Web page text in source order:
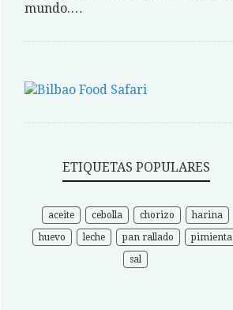
mundo.…
ETIQUETAS POPULARES
aceite cebolla chorizo
harina
huevo
leche pan rallado
pimienta
sal